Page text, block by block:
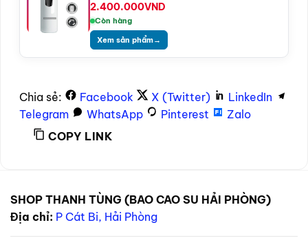
2.400.000VND
Còn hàng
Xem sản phẩm→
Chia sẻ: Facebook X (Twitter)
LinkedIn
Telegram
WhatsApp Pinterest
Zalo
COPY LINK
SHOP THANH TÙNG (BAO CAO SU HẢI PHÒNG)
Địa chỉ: P Cát Bi, Hải Phòng